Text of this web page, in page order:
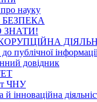
науку
ЗНАТИ!
публічної
довідник
ЧНУ
й інноваційна